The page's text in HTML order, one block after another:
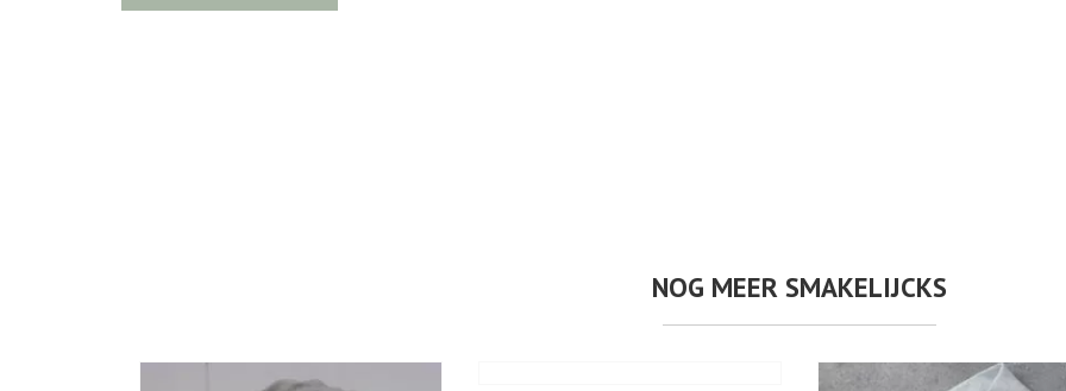
NOG MEER SMAKELIJCKS